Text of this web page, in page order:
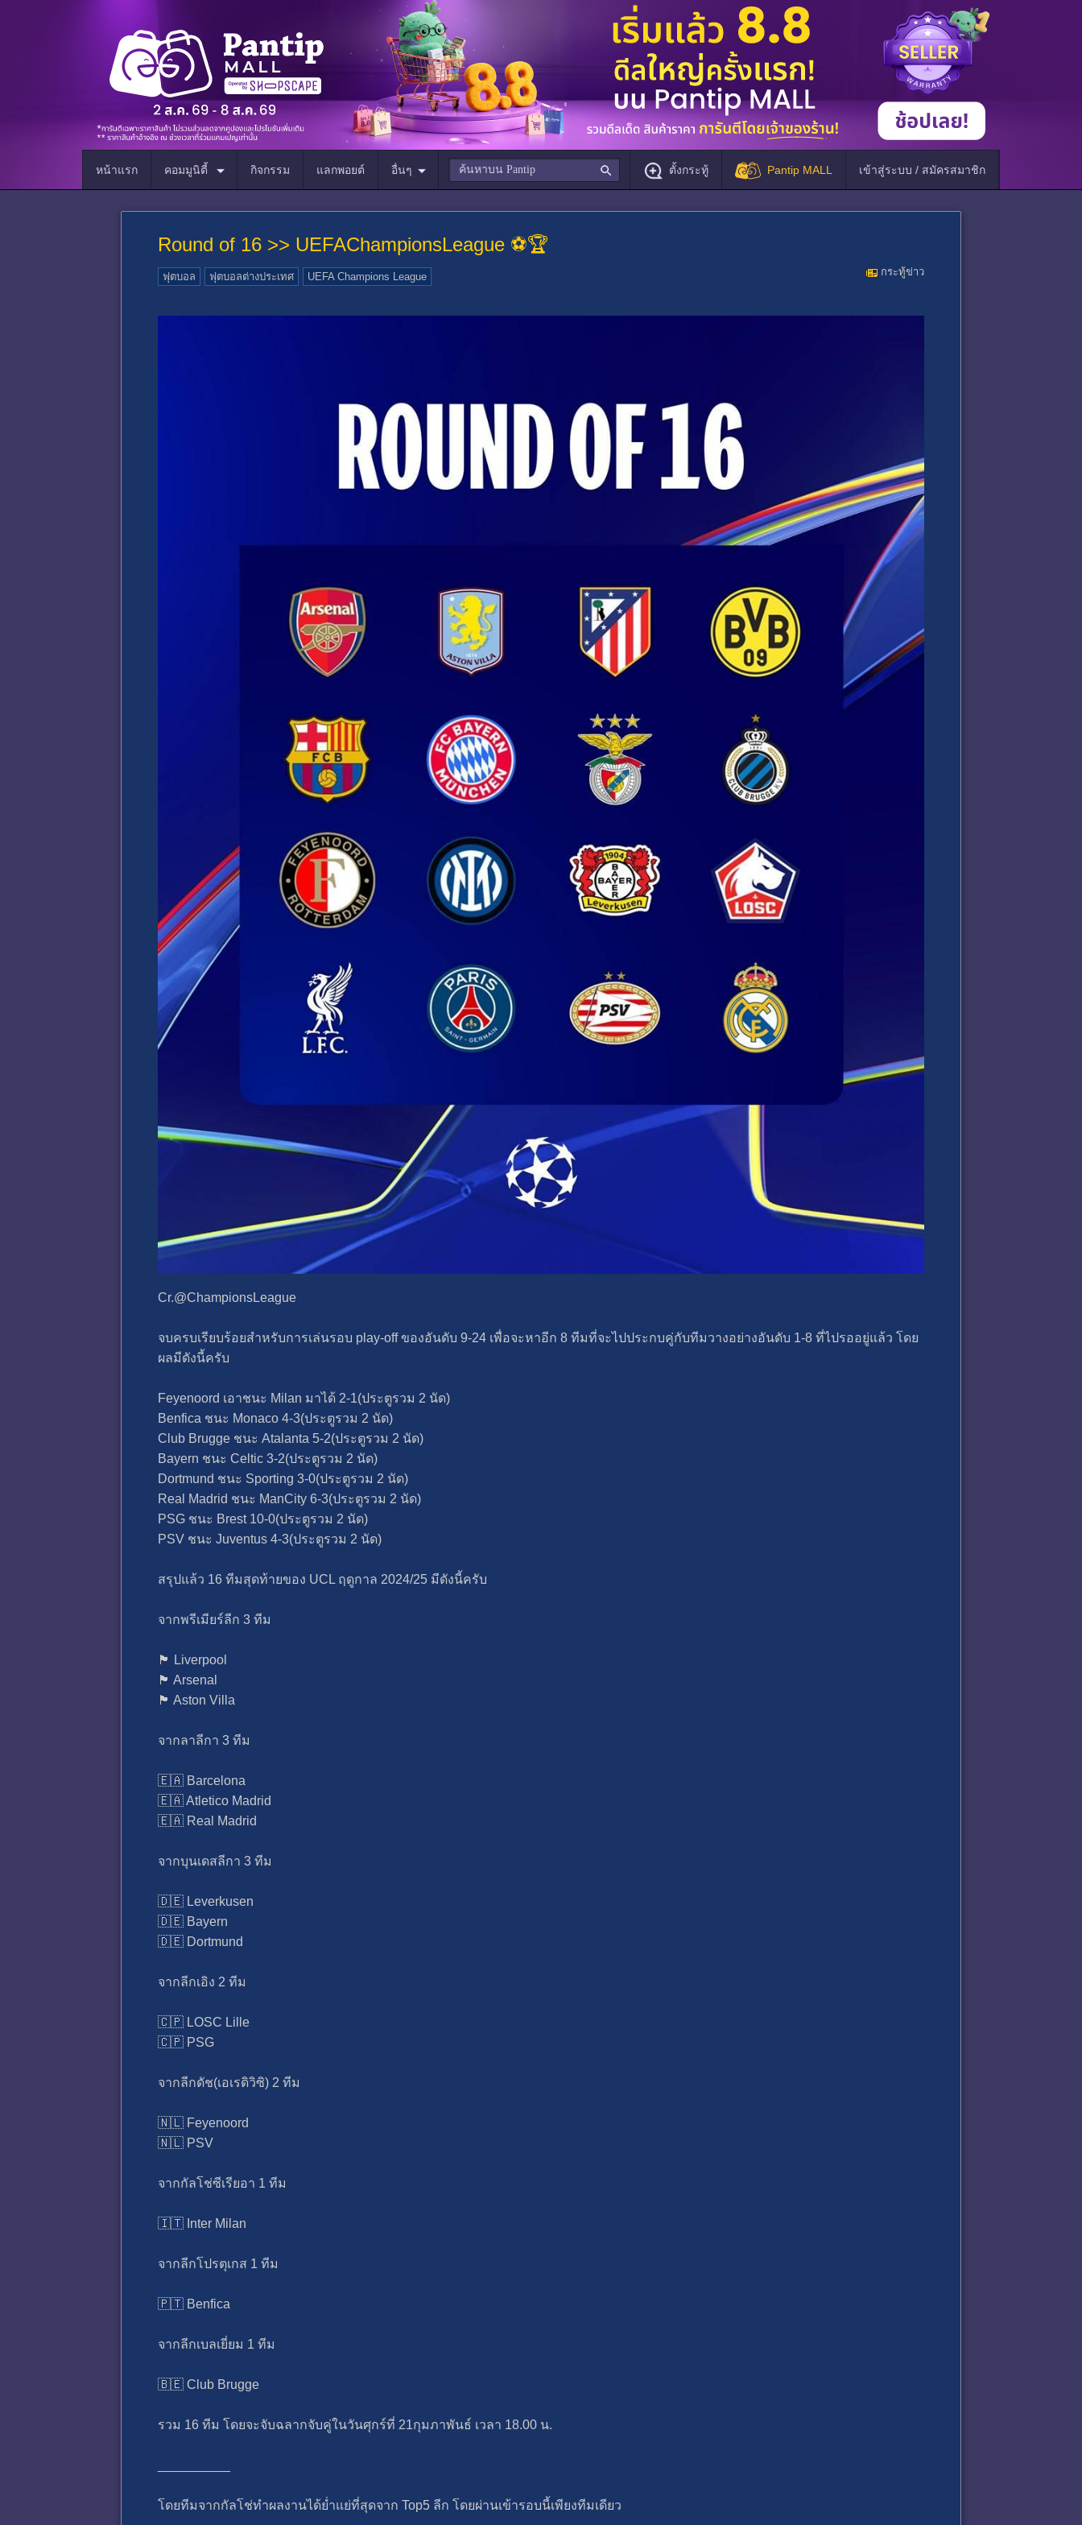
หน้าแรก คอมมูนิตี้ กิจกรรม แลกพอยต์ อื่นๆ ตั้งกระทู้ Pantip MALL เข้าสู่ระบบ / สมัครสมาชิก
Round of 16 >> UEFA​Champions​League​ ⚽🏆
กระทู้ข่าว
ฟุตบอล ฟุตบอลต่างประเทศ UEFA Champions League
Cr.@ChampionsLeague
จบครบเรียบร้อยสำหรับการเล่นรอบ play-off​ ของอันดับ 9-24 เพื่อจะหาอีก 8 ทีมที่จะไปประกบคู่กับทีมวางอย่างอันดับ 1-8 ที่ไปรออยู่แล้ว โดย
ผลมีดังนี้ครับ
Feyenoord เอาชนะ Milan มาได้ 2-1(ประตูรวม 2 นัด)
Benfica ชนะ Monaco 4-3(ประตูรวม 2 นัด)
Club Brugge​ ชนะ Atalanta​ 5-2(ประตูรวม 2 นัด)
Bayern​ ชนะ Celtic 3-2(ประตูรวม 2 นัด)
Dortmund​ ชนะ Sporting​ 3-0(ประตูรวม 2 นัด)
Real Madrid ชนะ ManCity 6-3(ประตูรวม 2 นัด)
PSG ชนะ Brest 10-0(ประตูรวม 2 นัด)
PSV ชนะ Juventus 4-3(ประตูรวม 2 นัด)
สรุปแล้ว 16 ทีมสุดท้ายของ UCL ฤดูกาล 2024/25 มีดังนี้ครับ
จากพรีเมียร์​ลีก 3 ทีม
🏴󠁧󠁢󠁥󠁮󠁧󠁿 Liverpool
🏴󠁧󠁢󠁥󠁮󠁧󠁿 Arsenal
🏴󠁧󠁢󠁥󠁮󠁧󠁿 Aston​ Villa
จากลาลีกา 3 ทีม
🇪🇦 Barcelona
🇪🇦 Atletico Madrid
🇪🇦 Real Madrid
จากบุนเดสลีกา 3 ทีม
🇩🇪 Leverkusen
🇩🇪 Bayern​
🇩🇪 Dortmund
จากลีกเอิง 2 ทีม
🇨🇵 LOSC Lille
🇨🇵 PSG
จากลีกดัช(เอเรดิวิซิ) 2 ทีม
🇳🇱 Feyenoord
🇳🇱 PSV
จากกัลโช่ซีเรียอา 1 ทีม
🇮🇹 Inter Milan
จากลีกโปรตุเกส​ 1 ทีม
🇵🇹 Benfica
จากลีกเบลเยี่ยม​ 1 ทีม
🇧🇪 Club Brugge
รวม 16 ทีม โดยจะจับฉลากจับคู่ในวันศุก​ร์ที่​ 21กุมภาพันธ์​ เวลา 18.00 น.
โดยทีมจากกัลโช่ทำผลงานได้ย่ำแย่ที่สุดจาก Top5 ลีก โดยผ่านเข้ารอบนี้เพียงทีมเดียว